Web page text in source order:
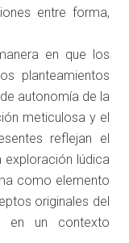
entre forma,
en que los
planteamientos
autonomía de la
meticulosa y el
reflejan el
exploración lúdica
como elemento
originales del
en un contexto